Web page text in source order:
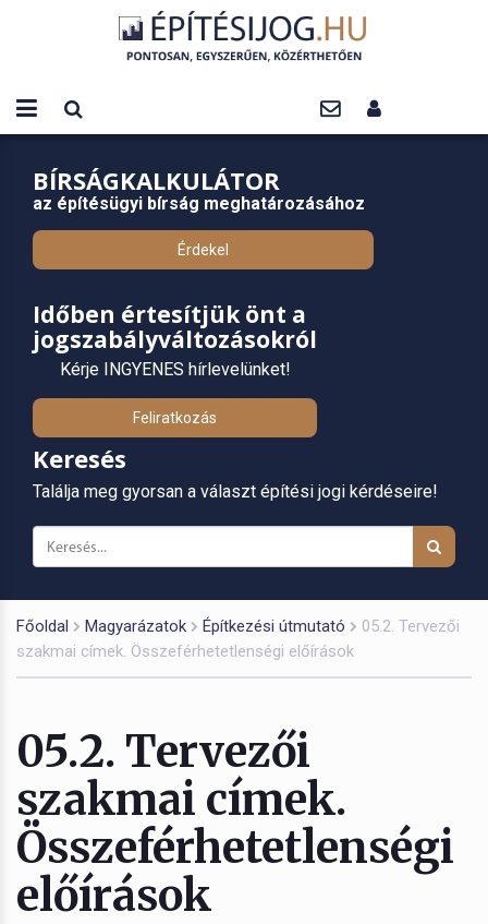
BÍRSÁGKALKULÁTOR
az építésügyi bírság meghatározásához
Érdekel
Időben értesítjük önt a
jogszabályváltozásokról
Kérje INGYENES hírlevelünket!
Feliratkozás
Keresés
Találja meg gyorsan a választ építési jogi kérdéseire!
Főoldal Magyarázatok Építkezési útmutató
05.2. Tervezői
szakmai címek. Összeférhetetlenségi előírások
05.2. Tervezői
szakmai címek.
Összeférhetetlenségi
előírások